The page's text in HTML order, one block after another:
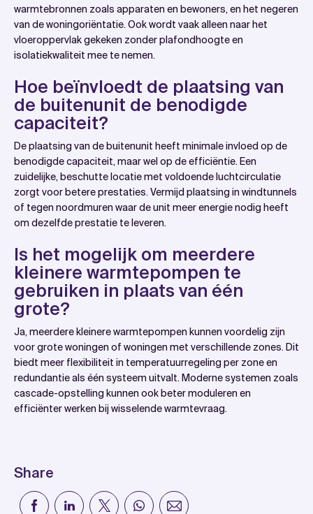
warmtebronnen zoals apparaten en bewoners, en het negeren
van de woningoriëntatie. Ook wordt vaak alleen naar het
vloeroppervlak gekeken zonder plafondhoogte en
isolatiekwaliteit mee te nemen.
Hoe beïnvloedt de plaatsing van
de buitenunit de benodigde
capaciteit?
De plaatsing van de buitenunit heeft minimale invloed op de
benodigde capaciteit, maar wel op de efficiëntie. Een
zuidelijke, beschutte locatie met voldoende luchtcirculatie
zorgt voor betere prestaties. Vermijd plaatsing in windtunnels
of tegen noordmuren waar de unit meer energie nodig heeft
om dezelfde prestatie te leveren.
Is het mogelijk om meerdere
kleinere warmtepompen te
gebruiken in plaats van één
grote?
Ja, meerdere kleinere warmtepompen kunnen voordelig zijn
voor grote woningen of woningen met verschillende zones. Dit
biedt meer flexibiliteit in temperatuurregeling per zone en
redundantie als één systeem uitvalt. Moderne systemen zoals
cascade-opstelling kunnen ook beter moduleren en
efficiënter werken bij wisselende warmtevraag.
Share